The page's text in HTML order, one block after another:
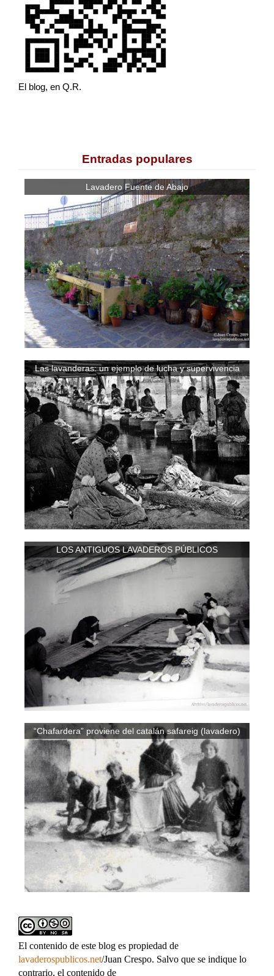
El blog, en Q.R.
Entradas populares
Lavadero Fuente de Abajo
Las lavanderas: un ejemplo de lucha y supervivencia
LOS ANTIGUOS LAVADEROS PÚBLICOS
“Chafardera” proviene del catalán safareig (lavadero)
El contenido de este blog es propiedad de
lavaderospublicos.net/Juan Crespo. Salvo que se indique lo
contrario, el contenido de